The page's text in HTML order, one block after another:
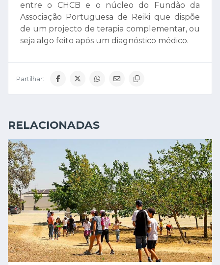
entre o CHCB e o núcleo do Fundão da
Associação Portuguesa de Reiki que dispõe
de um projecto de terapia complementar, ou
seja algo feito após um diagnóstico médico.
Partilhar:
RELACIONADAS